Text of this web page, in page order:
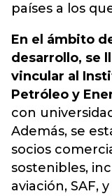
países a los
En el ámbito
desarrollo, se
vincular al
Petróleo y
con
Además, se
socios
sostenibles,
aviación, SAF,